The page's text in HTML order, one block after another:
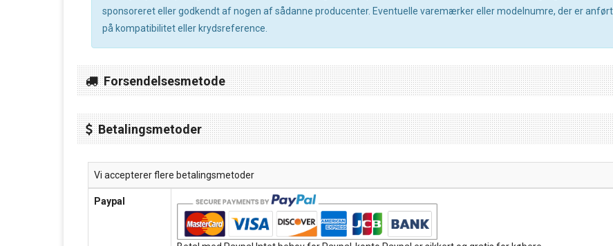
sponsoreret eller godkendt af nogen af sådanne producenter. Eventuelle varemærker eller modelnumre, der er
på kompatibilitet eller krydsreference.
Forsendelsesmetode
Betalingsmetoder
Vi accepterer flere betalingsmetoder
Paypal